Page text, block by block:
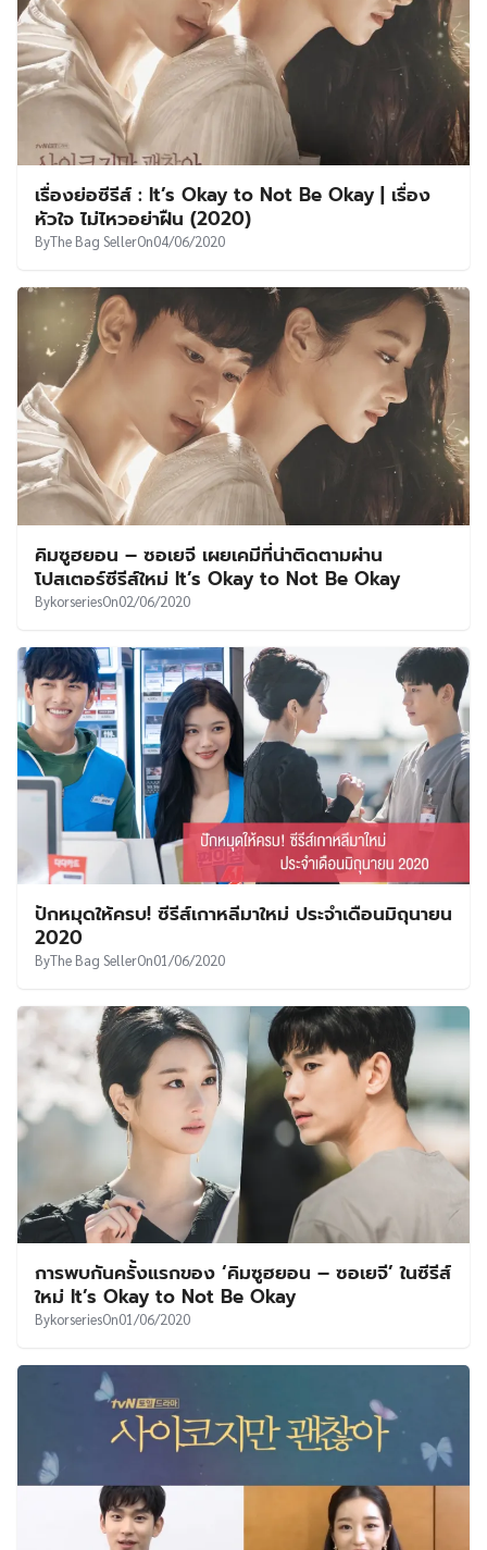
เรื่องย่อซีรีส์ : It’s Okay to Not Be Okay | เรื่อง
หัวใจ ไม่ไหวอย่าฝืน (2020)
ByThe Bag SellerOn04/06/2020
คิมซูฮยอน – ซอเยจี เผยเคมีที่น่าติดตามผ่าน
โปสเตอร์ซีรีส์ใหม่ It’s Okay to Not Be Okay
BykorseriesOn02/06/2020
ปักหมุดให้ครบ! ซีรีส์เกาหลีมาใหม่ ประจำเดือนมิถุนายน
2020
ByThe Bag SellerOn01/06/2020
การพบกันครั้งแรกของ ‘คิมซูฮยอน – ซอเยจี’ ในซีรีส์
ใหม่ It’s Okay to Not Be Okay
BykorseriesOn01/06/2020